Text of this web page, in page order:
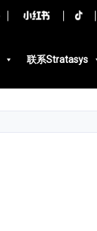
联系Stratasys